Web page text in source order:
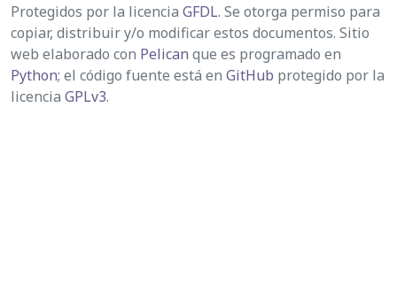
Protegidos por la licencia GFDL. Se otorga permiso para
copiar, distribuir y/o modificar estos documentos. Sitio
web elaborado con Pelican que es programado en
Python; el código fuente está en GitHub protegido por la
licencia GPLv3.